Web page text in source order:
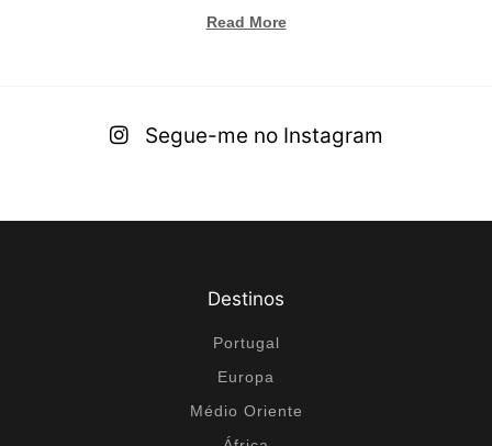
Read More
Segue-me no Instagram
Destinos
Portugal
Europa
Médio Oriente